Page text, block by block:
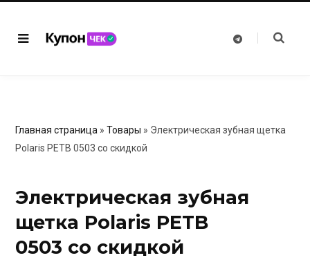
T
Главная страница » Товары » Электрическая зубная щетка
Polaris PETB 0503 со скидкой
Электрическая зубная
щетка Polaris PETB
0503 со скидкой